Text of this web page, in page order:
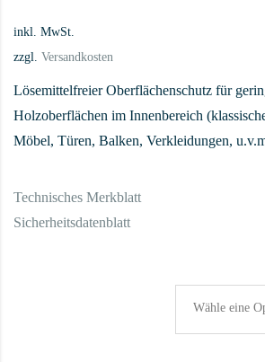
inkl. MwSt.
zzgl. Versandkosten
Lösemittelfreier Oberflächenschutz für
Holzoberflächen im Innenbereich
Möbel, Türen, Balken, Verkleidungen,
Technisches Merkblatt
Sicherheitsdatenblatt